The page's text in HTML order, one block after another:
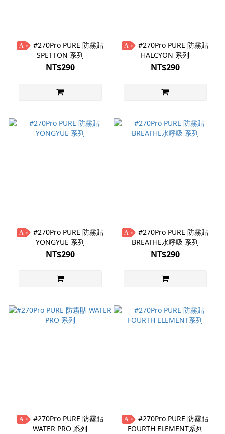
A
SPETTON 系列
NT$290
A
HALCYON 系列
NT$290
A
YONGYUE 系列
NT$290
A
BREATHE水呼吸 系列
NT$290
A
WATER PRO 系列
A
FOURTH ELEMENT系列